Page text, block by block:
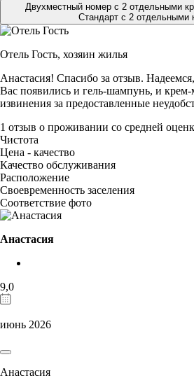
Двухместный номер с 2 отдельными
Стандарт с 2 отдельными
Отель Гость, хозяин жилья
Анастасия! Спасибо за отзыв.
Вас появились и гель-шампунь, и
извинения за предоставленные
1 отзыв о проживании со средней
Чистота
Цена - качество
Качество обслуживания
Расположение
Своевременность заселения
Соответствие фото
Анастасия
9,0
июнь 2026
Анастасия